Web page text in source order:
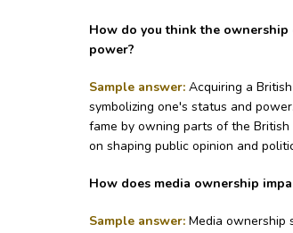
How do you think the
power?
Sample answer:Acquiring a
symbolizing one's status and
fame by owning parts of the
on shaping public opinion and
How does media ownership
Sample answer: Media ownership